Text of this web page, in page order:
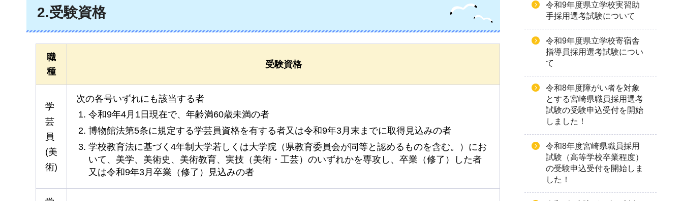
2.受験資格
職
種
受験資格
学
芸
員
(美
術)
次の各号いずれにも該当する者
令和9年4月1日現在で、年齢満60歳未満の者
博物館法第5条に規定する学芸員資格を有する者又は令和9年3月末までに取得見込みの者
学校教育法に基づく4年制大学若しくは大学院（県教育委員会が同等と認めるものを含む。）にお
いて、美学、美術史、美術教育、実技（美術・工芸）のいずれかを専攻し、卒業（修了）した者
又は令和9年3月卒業（修了）見込みの者
令和9年度県立学校実習助
手採用選考試験について
令和9年度県立学校寄宿舎
指導員採用選考試験につい
て
令和8年度障がい者を対象
とする宮崎県職員採用選考
試験の受験申込受付を開始
しました！
令和8年度宮崎県職員採用
試験（高等学校卒業程度）
の受験申込受付を開始しま
した！